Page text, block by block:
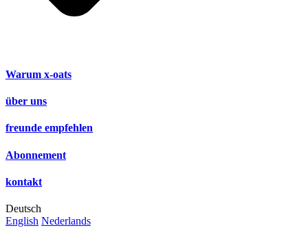
Warum x-oats
über uns
freunde empfehlen
Abonnement
kontakt
Deutsch
English Nederlands